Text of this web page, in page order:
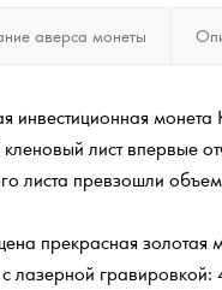
монет
аверса монеты
инвестиционная
лист впервые
листа превзошли
прекрасная золотая
лазерной